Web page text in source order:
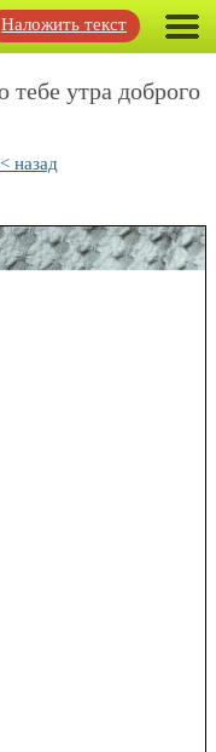
Наложить текст
утра доброго
назад